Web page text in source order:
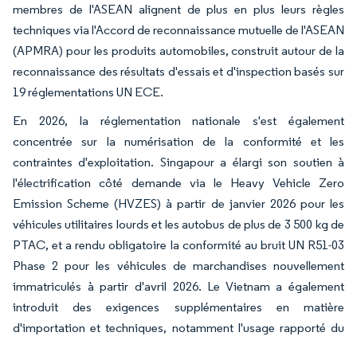
membres de l'ASEAN alignent de plus en plus leurs règles
techniques via l'Accord de reconnaissance mutuelle de l'ASEAN
(APMRA) pour les produits automobiles, construit autour de la
reconnaissance des résultats d'essais et d'inspection basés sur
19 réglementations UN ECE.
En 2026, la réglementation nationale s'est également
concentrée sur la numérisation de la conformité et les
contraintes d'exploitation. Singapour a élargi son soutien à
l'électrification côté demande via le Heavy Vehicle Zero
Emission Scheme (HVZES) à partir de janvier 2026 pour les
véhicules utilitaires lourds et les autobus de plus de 3 500 kg de
PTAC, et a rendu obligatoire la conformité au bruit UN R51-03
Phase 2 pour les véhicules de marchandises nouvellement
immatriculés à partir d'avril 2026. Le Vietnam a également
introduit des exigences supplémentaires en matière
d'importation et techniques, notamment l'usage rapporté du